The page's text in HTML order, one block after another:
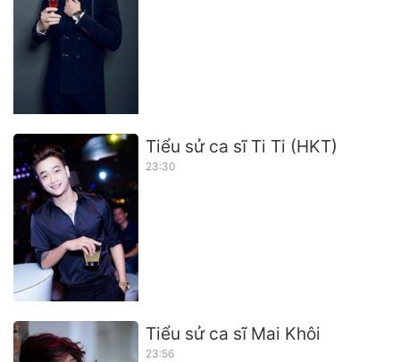
Tiểu sử ca sĩ Ti Ti (HKT)
23:30
Tiểu sử ca sĩ Mai Khôi
23:56